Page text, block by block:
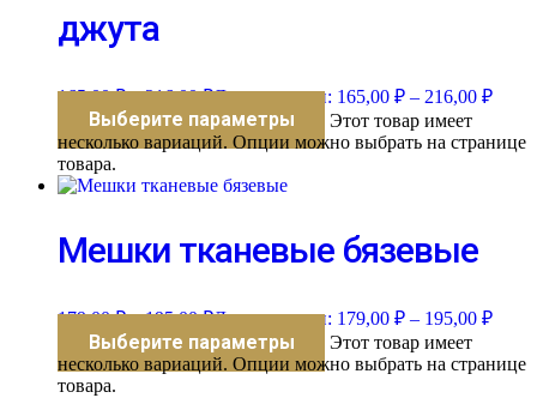
джута
165,00₽ – 216,00₽Диапазон цен: 165,00 ₽ – 216,00 ₽
Выберите параметры
Этот товар имеет
несколько вариаций. Опции можно выбрать на странице
товара.
Мешки тканевые бязевые
179,00₽ – 195,00₽Диапазон цен: 179,00 ₽ – 195,00 ₽
Выберите параметры
Этот товар имеет
несколько вариаций. Опции можно выбрать на странице
товара.